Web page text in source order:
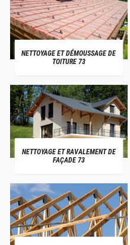
NETTOYAGE ET DÉMOUSSAGE DE
TOITURE 73
NETTOYAGE ET RAVALEMENT DE
FAÇADE 73